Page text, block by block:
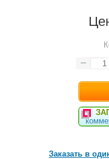
Заказать в